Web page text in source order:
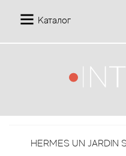
Каталог
HERMES UN
12 Parfumeurs Francais
19-69
27 87 Perfumes
Отзывы
Доставка
История заказов
Рассылка новостей